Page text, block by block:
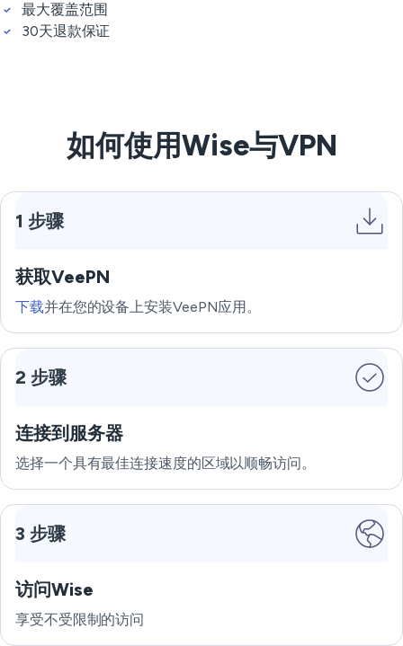
最大覆盖范围
30天退款保证
如何使用Wise与VPN
1 步骤
获取VeePN
下载并在您的设备上安装VeePN应用。
2 步骤
连接到服务器
选择一个具有最佳连接速度的区域以顺畅访问。
3 步骤
访问Wise
享受不受限制的访问